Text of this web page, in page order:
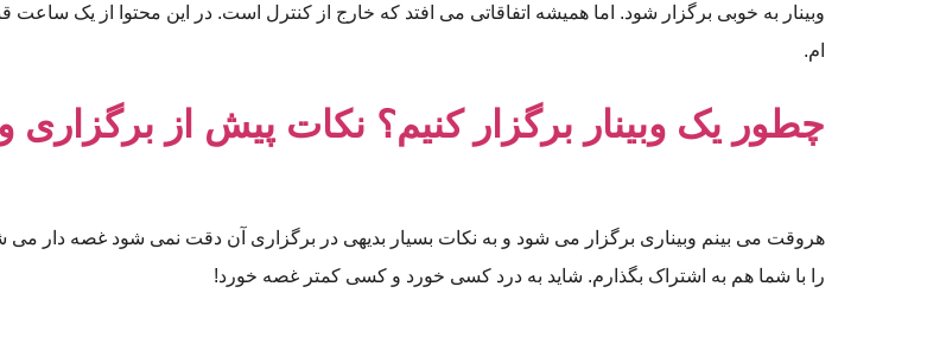
وبینار به خوبی برگزار شود. اما همیشه اتفاقاتی می افتد که خارج از کنترل است. در این محتوا از یک ساعت
ام.
چطور یک وبینار برگزار کنیم؟ نکات پیش از برگزاری
هروقت می بینم وبیناری برگزار می شود و به نکات بسیار بدیهی در برگزاری آن دقت نمی شود غصه دار می
را با شما هم به اشتراک بگذارم. شاید به درد کسی خورد و کسی کمتر غصه خورد!